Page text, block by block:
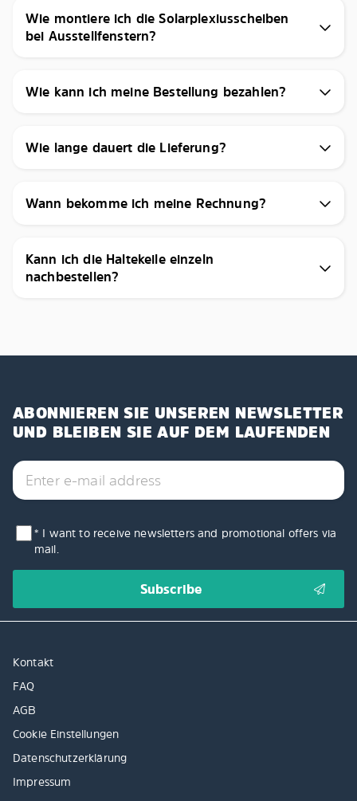
Wie montiere ich die Solarplexiusscheiben
bei Ausstellfenstern?
Wie kann ich meine Bestellung bezahlen?
Wie lange dauert die Lieferung?
Wann bekomme ich meine Rechnung?
Kann ich die Haltekeile einzeln
nachbestellen?
ABONNIEREN SIE UNSEREN NEWSLETTER
UND BLEIBEN SIE AUF DEM LAUFENDEN
* I want to receive newsletters and promotional offers via
mail.
Kontakt
FAQ
AGB
Cookie Einstellungen
Datenschutzerklärung
Impressum